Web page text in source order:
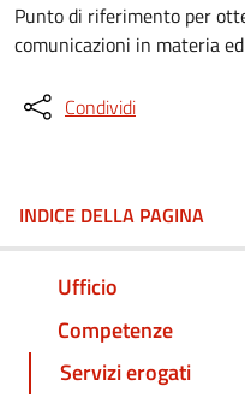
Punto di riferimento per
comunicazioni in materia
Condividi
INDICE DELLA PAGINA
Ufficio
Competenze
Servizi erogati